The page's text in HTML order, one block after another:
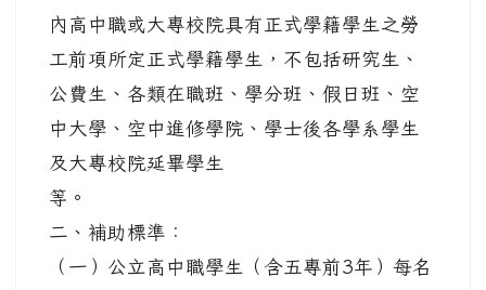
內高中職或大專校院具有正式學籍學生之勞
工前項所定正式學籍學生，不包括研究生、
公費生、各類在職班、學分班、假日班、空
中大學、空中進修學院、學士後各學系學生
及大專校院延畢學生
等。
二、補助標準：
（一）公立高中職學生（含五專前3年）每名